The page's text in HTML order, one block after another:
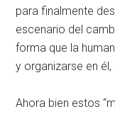
para finalmente
escenario del
forma que la
y organizarse en
Ahora bien estos